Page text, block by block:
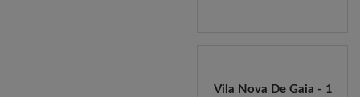
Vila Nova De Gaia - 1